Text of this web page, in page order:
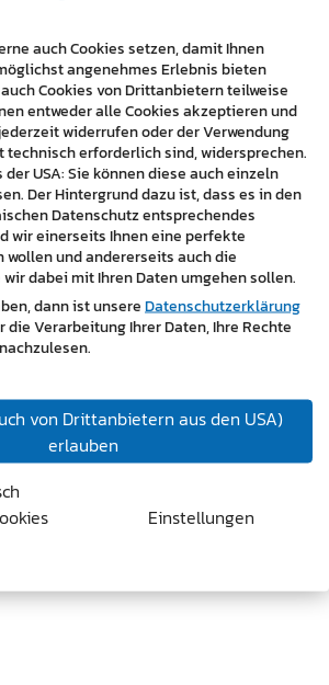
beim Roten Kreuz
cio.com
auch Cookies setzen, damit Ihnen
angenehmes Erlebnis bieten
Cookies von Drittanbietern teilweise
entweder alle Cookies akzeptieren und
widerrufen oder der Verwendung
technisch erforderlich sind, widersprechen.
USA: Sie können diese auch einzeln
Der Hintergrund dazu ist, dass es in den
Datenschutz entsprechendes
wir einerseits Ihnen eine perfekte
und andererseits auch die
dabei mit Ihren Daten umgehen sollen.
dann ist unsereDatenschutzerklärung
die Verarbeitung Ihrer Daten, Ihre Rechte
von Drittanbietern aus den USA)
erlauben
Einstellungen